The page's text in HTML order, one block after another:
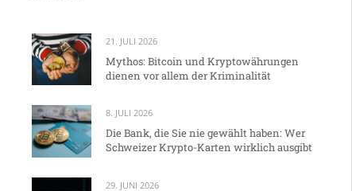
21. JULI 2026
Mythos: Bitcoin und Kryptowährungen
dienen vor allem der Kriminalität
8. JULI 2026
Die Bank, die Sie nie gewählt haben: Wer
Schweizer Krypto-Karten wirklich ausgibt
29. JUNI 2026